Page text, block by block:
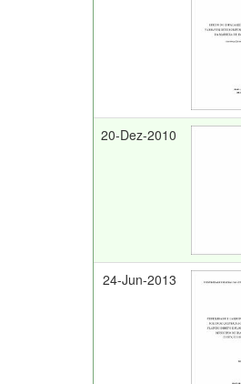
20-Dez-2010
24-Jun-2013